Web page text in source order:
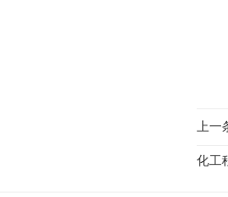
上一
化工